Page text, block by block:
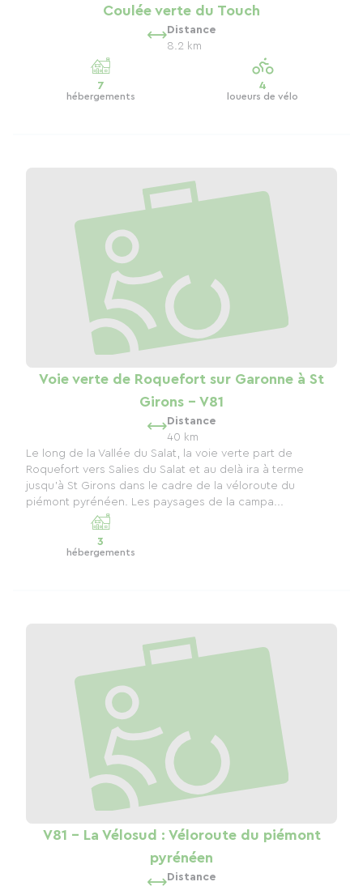
Coulée verte du Touch
Distance
8.2 km
7
hébergements
4
loueurs de vélo
Voie verte de Roquefort sur Garonne à St
Girons - V81
Distance
40 km
Le long de la Vallée du Salat, la voie verte part de
Roquefort vers Salies du Salat et au delà ira à terme
jusqu'à St Girons dans le cadre de la véloroute du
piémont pyrénéen. Les paysages de la campa...
3
hébergements
V81 - La Vélosud : Véloroute du piémont
pyrénéen
Distance